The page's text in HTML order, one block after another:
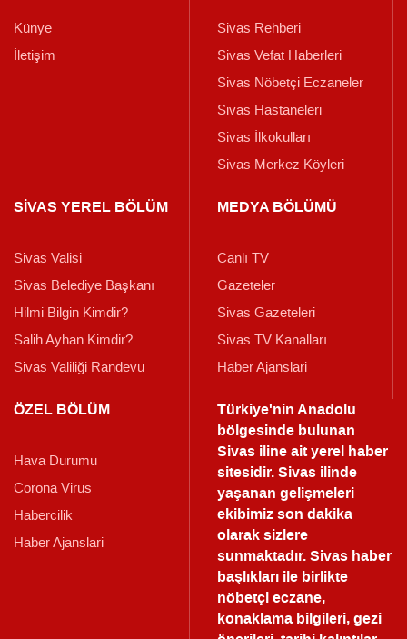
Künye
İletişim
Sivas Rehberi
Sivas Vefat Haberleri
Sivas Nöbetçi Eczaneler
Sivas Hastaneleri
Sivas İlkokulları
Sivas Merkez Köyleri
SİVAS YEREL BÖLÜM
Sivas Valisi
Sivas Belediye Başkanı
Hilmi Bilgin Kimdir?
Salih Ayhan Kimdir?
Sivas Valiliği Randevu
MEDYA BÖLÜMÜ
Canlı TV
Gazeteler
Sivas Gazeteleri
Sivas TV Kanalları
Haber Ajanslari
ÖZEL BÖLÜM
Hava Durumu
Corona Virüs
Habercilik
Haber Ajanslari
Türkiye'nin Anadolu
bölgesinde bulunan
Sivas iline ait yerel haber
sitesidir. Sivas ilinde
yaşanan gelişmeleri
ekibimiz son dakika
olarak sizlere
sunmaktadır.Sivas haber
başlıkları ile birlikte
nöbetçi eczane,
konaklama bilgileri, gezi